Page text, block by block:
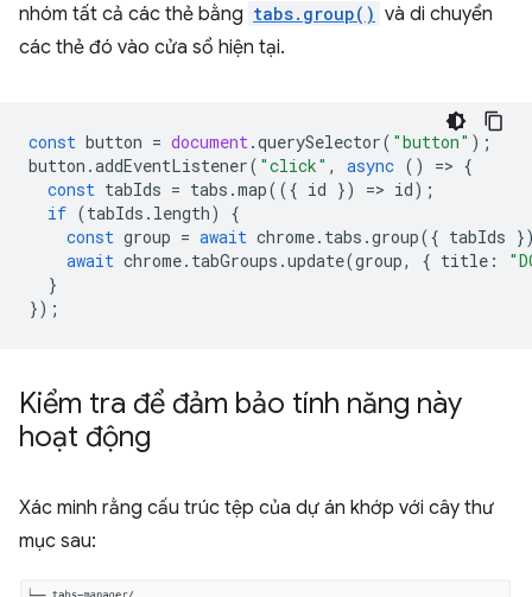
nhóm tất cả các thẻ bằng tabs.group() và di chuyển
các thẻ đó vào cửa sổ hiện tại.
const button = document.querySelector( "button" );
button .addEventListener( "click" , async () => {
const tabIds = tabs .map(({ id }) => id);
if (tabIds . length)
{
const group = await chrome. tabs .group({ tabIds
await chrome. tabGroups .update(group, { title :
}
});
Kiểm tra để đảm bảo tính năng này
hoạt động
Xác minh rằng cấu trúc tệp của dự án khớp với cây thư
mục sau: